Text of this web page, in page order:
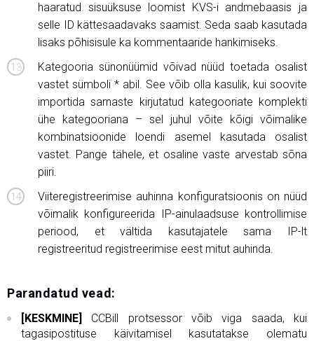
haaratud sisuüksuse loomist KVS-i andmebaasis ja
selle ID kättesaadavaks saamist. Seda saab kasutada
lisaks põhisisule ka kommentaaride hankimiseks.
Kategooria sünonüümid võivad nüüd toetada osalist
vastet sümboli * abil. See võib olla kasulik, kui soovite
importida sarnaste kirjutatud kategooriate komplekti
ühe kategooriana – sel juhul võite kõigi võimalike
kombinatsioonide loendi asemel kasutada osalist
vastet. Pange tähele, et osaline vaste arvestab sõna
piiri.
Viiteregistreerimise auhinna konfiguratsioonis on nüüd
võimalik konfigureerida IP-ainulaadsuse kontrollimise
periood, et vältida kasutajatele sama IP-lt
registreeritud registreerimise eest mitut auhinda.
Parandatud vead:
[KESKMINE]
CCBill protsessor võib viga saada, kui
tagasipostituse käivitamisel kasutatakse olematu